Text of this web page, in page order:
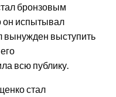
бронзовым
он испытывал
вынужден выступить
всю публику.
стал